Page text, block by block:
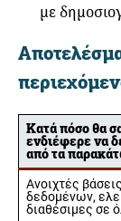
με
Κατά πόσο θα
ενδιέφερε να
από τα
Ανοιχτές βάσεις
δεδομένων,
διαθέσιμες σε